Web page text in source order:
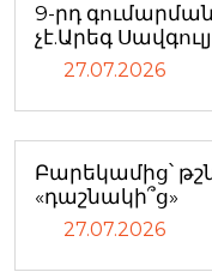
9-րդ
չէ.Արեգ
27.07.2026
Բարեկամից՝
«դաշնակի՞ց»
27.07.2026